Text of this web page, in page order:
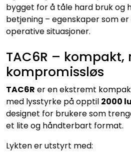
bygget for å tåle hard bruk og
betjening – egenskaper som
operative situasjoner.
TAC6R – kompakt,
kompromissløs
TAC6R er en ekstremt
med lysstyrke på opptil 2000
designet for brukere som
et lite og håndterbart format.
Lykten er utstyrt med: